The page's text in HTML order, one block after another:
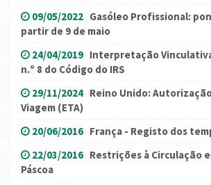
09/05/2022 Gasóleo Profissional:
partir de 9 de maio
24/04/2019 Interpretação
n.º 8 do Código do IRS
29/11/2024 Reino Unido:
Viagem (ETA)
20/06/2016 França - Registo dos
22/03/2016 Restrições à Circulação
Páscoa